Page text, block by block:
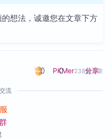
想法，诚邀您在文章下方
PKMer238篇文章
0 0 分享
流